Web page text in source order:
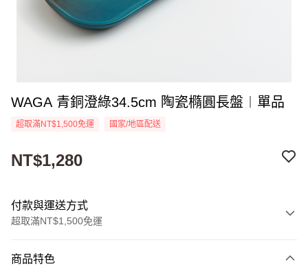
WAGA 青銅澄綠34.5cm 陶瓷橢圓長盤︱單品
超取滿NT$1,500免運 國家/地區配送
NT$1,280
付款與運送方式
超取滿NT$1,500免運
信用卡一次付款
商品特色